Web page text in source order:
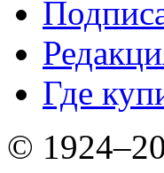
Где
©